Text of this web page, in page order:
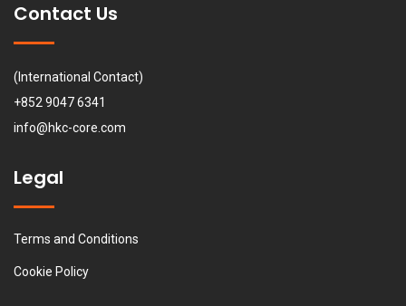
Contact Us
(International Contact)
+852 9047 6341
info@hkc-core.com
Legal
Terms and Conditions
Cookie Policy